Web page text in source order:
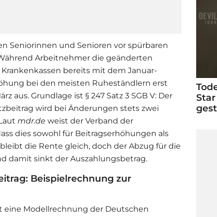
Seniorinnen und Senioren vor spürbaren
Arbeitnehmer die geänderten
bereits mit dem Januar-
bei den meisten Ruheständlern erst
aus. Grundlage ist § 247 Satz 3 SGB V: Der
wird bei Änderungen stets zwei
mdr.de weist der Verband der
dies sowohl für Beitragserhöhungen als
die Rente gleich, doch der Abzug für die
damit sinkt der Auszahlungsbetrag.
Beispielrechnung zur
eine Modellrechnung der Deutschen